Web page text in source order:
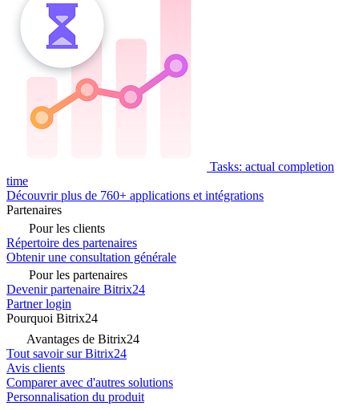
Tasks: actual completion
time
Découvrir plus de 760+ applications et intégrations
Partenaires
Pour les clients
Répertoire des partenaires
Obtenir une consultation générale
Pour les partenaires
Devenir partenaire Bitrix24
Partner login
Pourquoi Bitrix24
Avantages de Bitrix24
Tout savoir sur Bitrix24
Avis clients
Comparer avec d'autres solutions
Personnalisation du produit